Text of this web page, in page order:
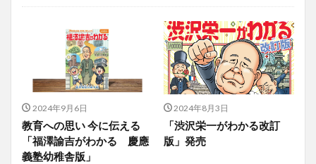
投稿
学び
マンガ
電子書籍
2024年9月6日
教育への思い 今に伝える
「福澤諭吉がわかる 慶應
義塾幼稚舎版」
2024年8月3日
「渋沢栄一がわかる改訂
版」発売